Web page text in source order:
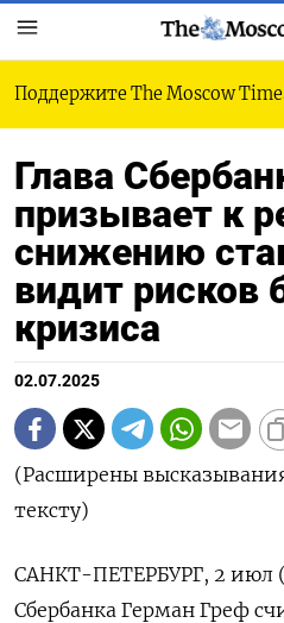
Поддержите The Moscow
Глава
призывает к
снижению
видит рисков
кризиса
02.07.2025
(Расширены
тексту)
САНКТ-ПЕТЕРБУРГ, 2 июл
Сбербанка Герман Греф